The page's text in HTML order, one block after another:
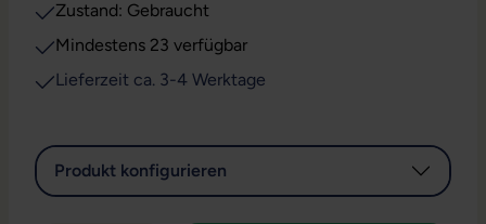
Zustand: Gebraucht
Mindestens 23 verfügbar
Lieferzeit ca. 3-4 Werktage
Produkt konfigurieren